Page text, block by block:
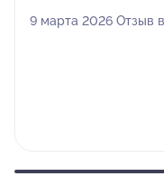
9 марта 2026 Отзыв